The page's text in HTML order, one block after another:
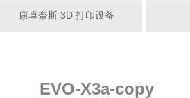
康卓奈斯 3D 打印设备
EVO-X3a-copy